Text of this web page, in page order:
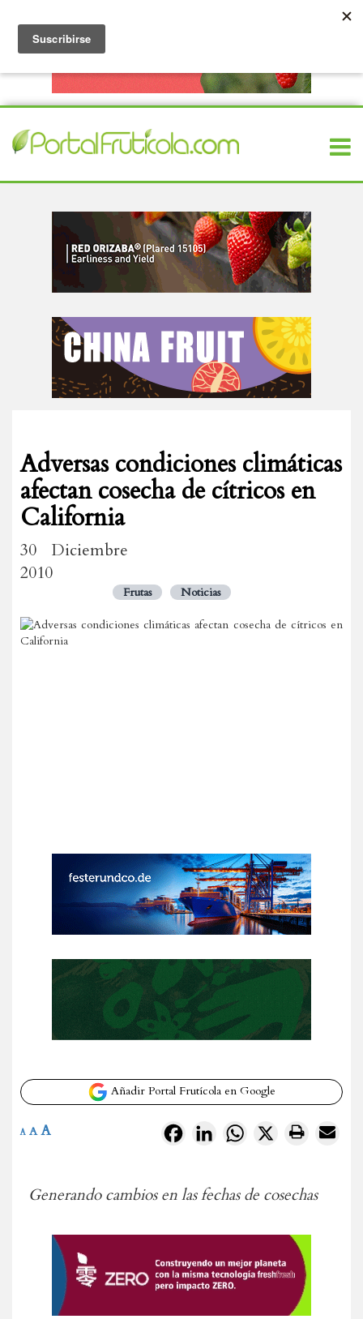
Adversas condiciones climáticas
afectan cosecha de cítricos en
California
30 Diciembre
2010
Frutas Noticias
Añadir Portal Frutícola en Google
FacebookLinkedInWhatsApp
X
A A A
Generando cambios en las fechas de cosechas